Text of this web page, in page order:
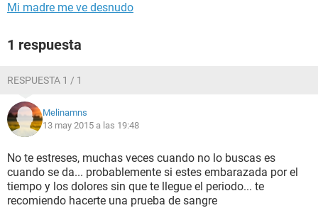
Mi madre me ve desnudo
1 respuesta
RESPUESTA 1 / 1
Melinamns
13 may 2015 a las 19:48
No te estreses, muchas veces cuando no lo buscas es
cuando se da... probablemente si estes embarazada por el
tiempo y los dolores sin que te llegue el periodo... te
recomiendo hacerte una prueba de sangre